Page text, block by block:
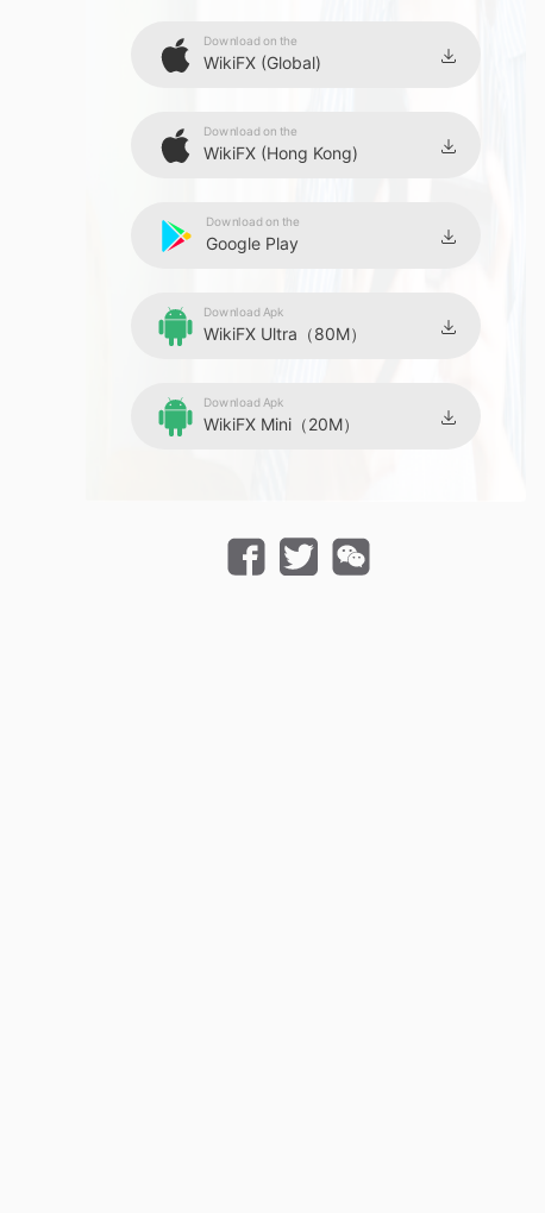
Download on the
WikiFX (Global)
Download on the
WikiFX (Hong Kong)
Download on the
Google Play
Download Apk
WikiFX Ultra（80M）
Download Apk
WikiFX Mini（20M）